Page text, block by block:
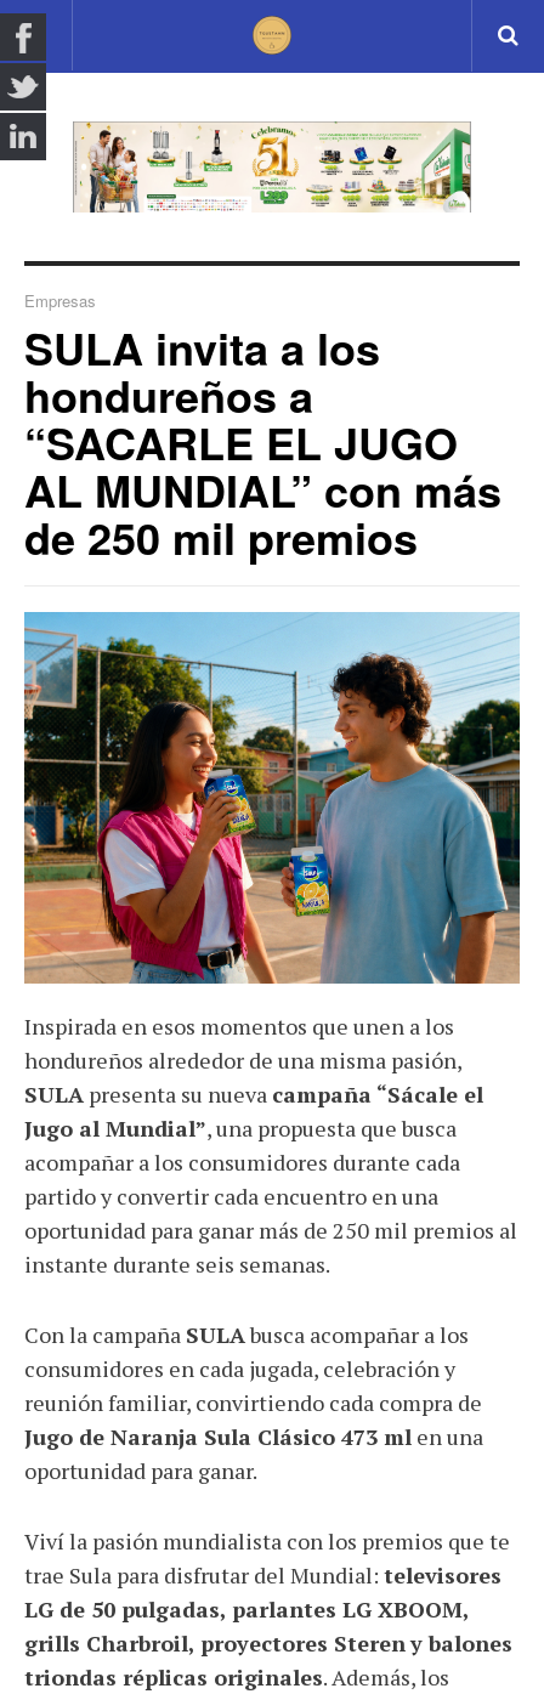
Empresas
SULA invita a los
hondureños a
“SACARLE EL JUGO
AL MUNDIAL” con más
de 250 mil premios
Inspirada en esos momentos que unen a los
hondureños alrededor de una misma pasión,
SULA presenta su nueva campaña “Sácale el
Jugo al Mundial”, una propuesta que busca
acompañar a los consumidores durante cada
partido y convertir cada encuentro en una
oportunidad para ganar más de 250 mil premios al
instante durante seis semanas.
Con la campaña SULAbusca acompañar a los
consumidores en cada jugada, celebración y
reunión familiar, convirtiendo cada compra de
Jugo de Naranja Sula Clásico 473 ml en una
oportunidad para ganar.
Viví la pasión mundialista con los premios que te
trae Sula para disfrutar del Mundial: televisores
LG de 50 pulgadas, parlantes LG XBOOM,
grills Charbroil, proyectores Stereny balones
triondas réplicas originales. Además, los